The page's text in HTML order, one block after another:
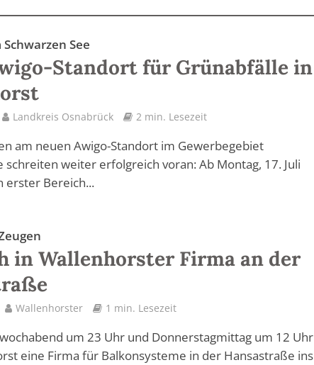
See
Standort für Grünabfälle in
Landkreis Osnabrück 2 min. Lesezeit
am neuen Awigo-Standort im Gewerbegebiet
schreiten weiter erfolgreich voran: Ab Montag, 17. Juli
erster Bereich...
in Wallenhorster Firma an der
Wallenhorster 1 min. Lesezeit
um 23 Uhr und Donnerstagmittag um 12 Uhr
eine Firma für Balkonsysteme in der Hansastraße ins